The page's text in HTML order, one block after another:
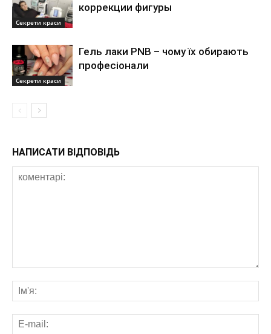
Секрети краси
коррекции фигуры
Секрети краси
Гель лаки PNB – чому їх обирають
професіонали
НАПИСАТИ ВІДПОВІДЬ